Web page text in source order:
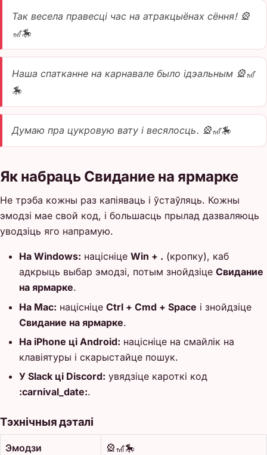
Так весела правесці час на атракцыёнах сёння! 🎡
🎢🎠
Наша спатканне на карнавале было ідэальным 🎡🎢
🎠
Думаю пра цукровую вату і весялосць. 🎡🎢🎠
Як набраць Свидание на ярмарке
Не трэба кожны раз капіяваць і ўстаўляць. Кожны
эмодзі мае свой код, і большасць прылад дазваляюць
уводзіць яго напрамую.
На Windows: націсніце Win + . (кропку), каб
адкрыць выбар эмодзі, потым знойдзіце Свидание
на ярмарке.
На Mac: націсніце Ctrl + Cmd + Space і знойдзіце
Свидание на ярмарке.
На iPhone ці Android: націсніце на смайлік на
клавіятуры і скарыстайце пошук.
У Slack ці Discord: увядзіце кароткі код
:carnival_date:.
Тэхнічныя дэталі
Эмодзи 🎡🎢🎠